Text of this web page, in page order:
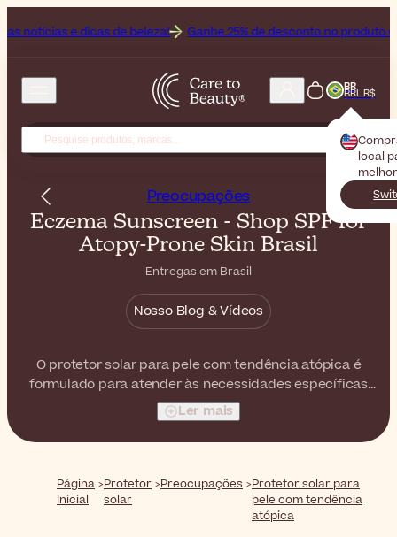
dicas de beleza! Ganhe 25% de desconto no produto Off da
BR
BRL R$
local
Preocupações
Eczema Sunscreen - Shop SPF for
Atopy-Prone Skin Brasil
Entregas em Brasil
Nosso Blog & Vídeos
O protetor solar para pele com tendência atópica é
formulado para atender às necessidades específicas
deste problema de pele. Com estas fórmulas suaves,
você cuidará da pele enquanto cria um escudo protetor
contra os danos do sol!
Ler mais
Página
Inicial
Protetor
solar
Preocupações
Protetor solar para
pele com tendência
atópica